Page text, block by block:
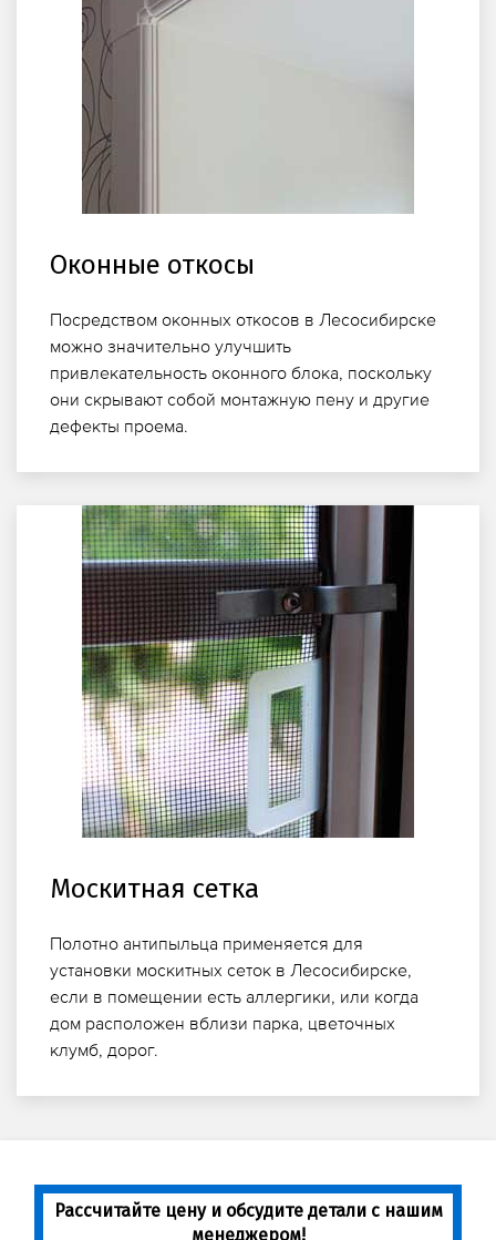
Оконные откосы
Посредством оконных откосов в Лесосибирске
можно значительно улучшить
привлекательность оконного блока, поскольку
они скрывают собой монтажную пену и другие
дефекты проема.
Москитная сетка
Полотно антипыльца применяется для
установки москитных сеток в Лесосибирске,
если в помещении есть аллергики, или когда
дом расположен вблизи парка, цветочных
клумб, дорог.
Рассчитайте цену и обсудите детали с нашим
менеджером!